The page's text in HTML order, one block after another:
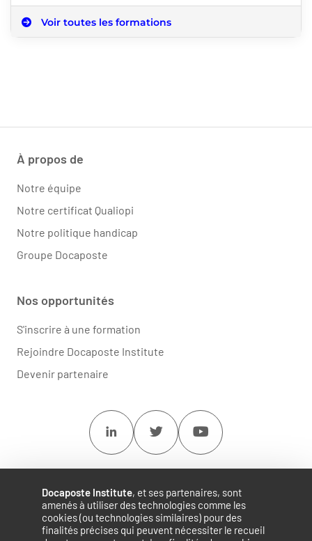
Docaposte Institute, et ses partenaires, sont
amenés à utiliser des technologies comme les
cookies (ou technologies similaires) pour des
finalités précises qui peuvent nécessiter le recueil
Voir toutes les formations
À propos de
Notre équipe
Notre certificat Qualiopi
Notre politique handicap
Groupe Docaposte
Nos opportunités
S'inscrire à une formation
Rejoindre Docaposte Institute
Devenir partenaire
Linkedin Twitter Youtube